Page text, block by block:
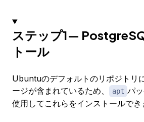
ステップ1—
トール
Ubuntuのデフォルトのリポジトリ
ージが含まれているため、
apt パ
使用してこれらをインストールでき